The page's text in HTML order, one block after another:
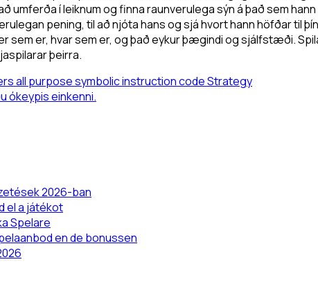
umferða í leiknum og finna raunverulega sýn á það sem
pening, til að njóta hans og sjá hvort hann höfðar til
sem er, hvar sem er, og það eykur þægindi og sjálfstæði.
þeirra.
all purpose symbolic instruction code Strategy
ókeypis einkenni.
2026-ban
el a játékot
Spelare
en de bonussen